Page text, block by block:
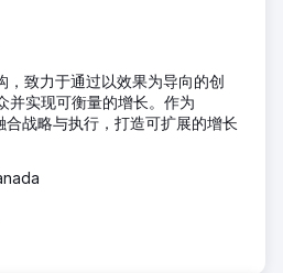
，致力于通过以效果为导向的创
并实现可衡量的增长。作为
战略与执行，打造可扩展的增长